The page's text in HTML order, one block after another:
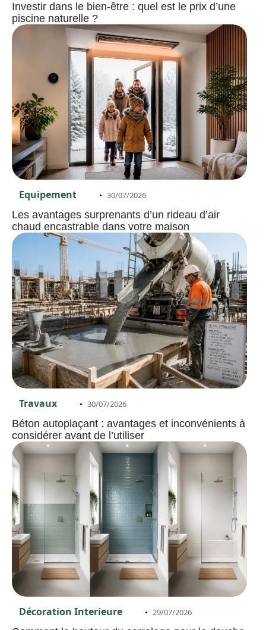
Investir dans le bien-être : quel est le prix d’une
piscine naturelle ?
Equipement 30/07/2026
Les avantages surprenants d’un rideau d’air
chaud encastrable dans votre maison
Travaux 30/07/2026
Béton autoplaçant : avantages et inconvénients à
considérer avant de l’utiliser
Décoration Interieure 29/07/2026